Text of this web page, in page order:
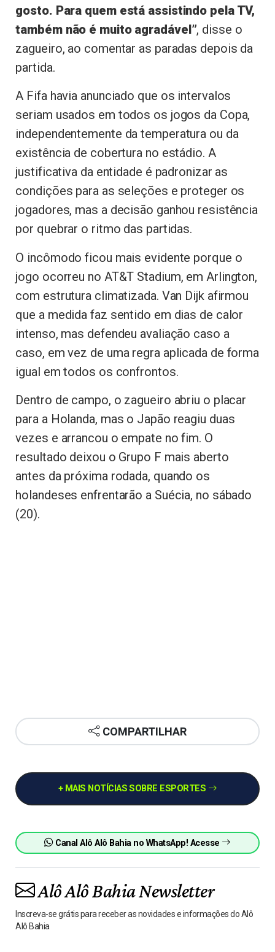
gosto. Para quem está assistindo pela TV,
também não é muito agradável”, disse o
zagueiro, ao comentar as paradas depois da
partida.
A Fifa havia anunciado que os intervalos
seriam usados em todos os jogos da Copa,
independentemente da temperatura ou da
existência de cobertura no estádio. A
justificativa da entidade é padronizar as
condições para as seleções e proteger os
jogadores, mas a decisão ganhou resistência
por quebrar o ritmo das partidas.
O incômodo ficou mais evidente porque o
jogo ocorreu no AT&T Stadium, em Arlington,
com estrutura climatizada. Van Dijk afirmou
que a medida faz sentido em dias de calor
intenso, mas defendeu avaliação caso a
caso, em vez de uma regra aplicada de forma
igual em todos os confrontos.
Dentro de campo, o zagueiro abriu o placar
para a Holanda, mas o Japão reagiu duas
vezes e arrancou o empate no fim. O
resultado deixou o Grupo F mais aberto
antes da próxima rodada, quando os
holandeses enfrentarão a Suécia, no sábado
(20).
COMPARTILHAR
+ MAIS NOTÍCIAS SOBRE ESPORTES
Canal Alô Alô Bahia no WhatsApp! Acesse
Alô Alô Bahia Newsletter
Inscreva-se grátis para receber as novidades e informações do Alô
Alô Bahia